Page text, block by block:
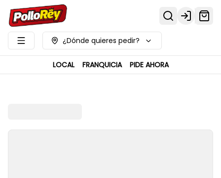
Login
¿Dónde quieres pedir?
LOCAL FRANQUICIA PIDE AHORA